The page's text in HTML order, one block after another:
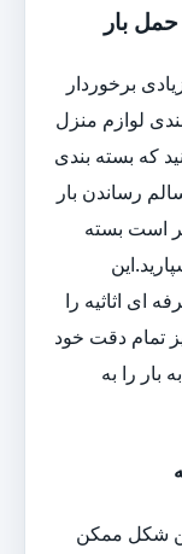
بار
برخوردار
لوازم منزل
که بسته بندی
رساندن بار
است بسته
ای اثاثیه را
تمام دقت خود
بار را به
شکل ممکن